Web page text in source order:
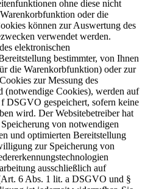
ohne diese nicht
oder die
können zur Auswertung des
verwendet werden.
elektronischen
bestimmter, von Ihnen
die Warenkorbfunktion) oder zur
zur Messung des
(notwendige Cookies), werden auf
DSGVO gespeichert, sofern keine
wird. Der Websitebetreiber hat
von notwendigen
und optimierten Bereitstellung
zur Speicherung von
ausschließlich auf
6 Abs. 1 lit. a DSGVO und §